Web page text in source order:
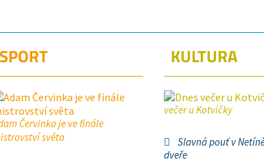
SPORT
Červinka je ve finále
světa
KULTURA
večer u Kotvičky
Slavná pouť v
dveře